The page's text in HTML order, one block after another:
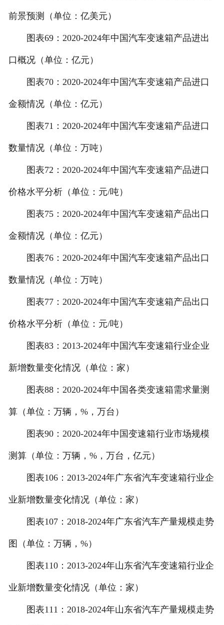
前景预测（单位：亿美元）
图表69：2020-2024年中国汽车变速箱产品进出
口概况（单位：亿元）
图表70：2020-2024年中国汽车变速箱产品进口
金额情况（单位：亿元）
图表71：2020-2024年中国汽车变速箱产品进口
数量情况（单位：万吨）
图表72：2020-2024年中国汽车变速箱产品进口
价格水平分析（单位：元/吨）
图表75：2020-2024年中国汽车变速箱产品出口
金额情况（单位：亿元）
图表76：2020-2024年中国汽车变速箱产品出口
数量情况（单位：万吨）
图表77：2020-2024年中国汽车变速箱产品出口
价格水平分析（单位：元/吨）
图表83：2013-2024年中国汽车变速箱行业企业
新增数量变化情况（单位：家）
图表88：2020-2024年中国各类变速箱需求量测
算（单位：万辆，%，万台）
图表90：2020-2024年中国变速箱行业市场规模
测算（单位：万辆，%，万台，亿元）
图表106：2013-2024年广东省汽车变速箱行业企
业新增数量变化情况（单位：家）
图表107：2018-2024年广东省汽车产量规模走势
图（单位：万辆，%）
图表110：2013-2024年山东省汽车变速箱行业企
业新增数量变化情况（单位：家）
图表111：2018-2024年山东省汽车产量规模走势